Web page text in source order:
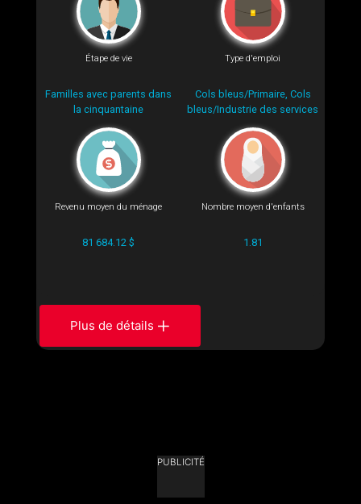
Étape de vie
Familles avec parents dans
la cinquantaine
Type d'emploi
Cols bleus/Primaire, Cols
bleus/Industrie des services
Revenu moyen du ménage
81 684.12 $
Nombre moyen d'enfants
1.81
Plus de détails
PUBLICITÉ